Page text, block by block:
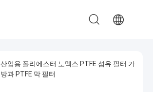
산업용 폴리에스터 노멕스 PTFE 섬유 필터 가
방과 PTFE 막 필터